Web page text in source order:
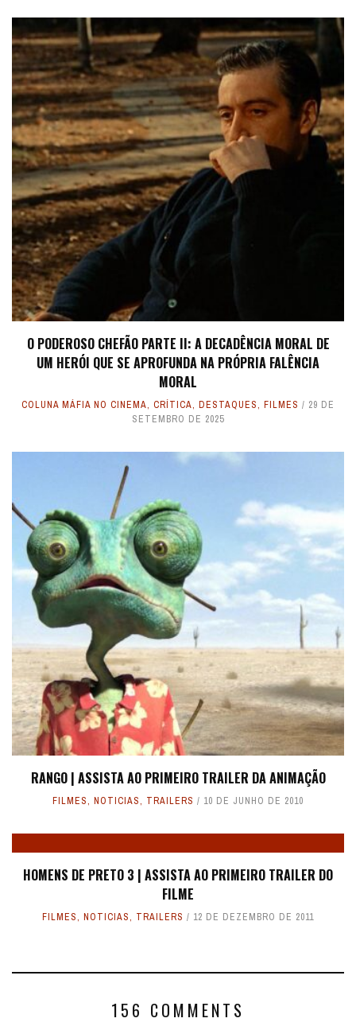
O PODEROSO CHEFÃO PARTE II: A DECADÊNCIA MORAL DE
UM HERÓI QUE SE APROFUNDA NA PRÓPRIA FALÊNCIA
MORAL
COLUNA MÁFIA NO CINEMA, CRÍTICA, DESTAQUES, FILMES
29 DE
SETEMBRO DE 2025
RANGO | ASSISTA AO PRIMEIRO TRAILER DA ANIMAÇÃO
FILMES, NOTICIAS, TRAILERS 10 DE JUNHO DE 2010
HOMENS DE PRETO 3 | ASSISTA AO PRIMEIRO TRAILER DO
FILME
FILMES, NOTICIAS, TRAILERS 12 DE DEZEMBRO DE 2011
156 COMMENTS